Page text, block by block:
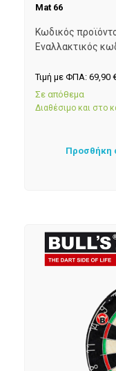
Mat 66
Κωδικός
Εναλλακτικός
Τιμή με ΦΠΑ: 69,90
Σε απόθεμα
Διαθέσιμο και στο
Προσθήκη